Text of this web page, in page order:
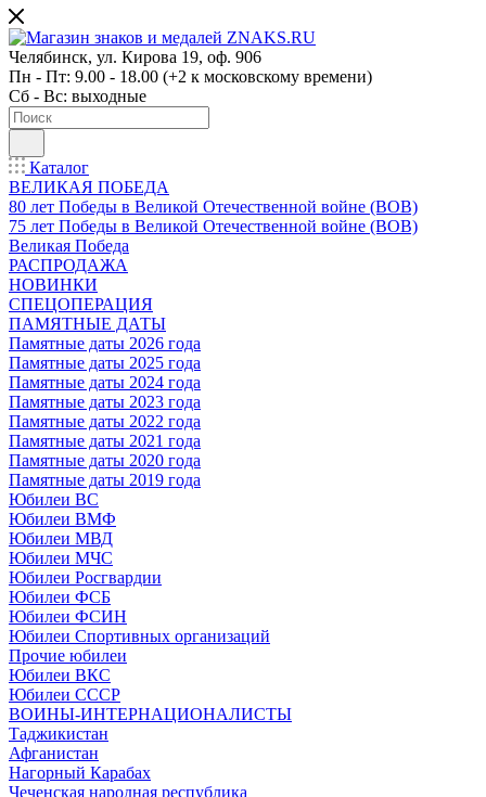
Челябинск, ул. Кирова 19, оф. 906
Пн - Пт: 9.00 - 18.00 (+2 к московскому времени)
Сб - Вс: выходные
Каталог
ВЕЛИКАЯ ПОБЕДА
80 лет Победы в Великой Отечественной войне (ВОВ)
75 лет Победы в Великой Отечественной войне (ВОВ)
Великая Победа
РАСПРОДАЖА
НОВИНКИ
СПЕЦОПЕРАЦИЯ
ПАМЯТНЫЕ ДАТЫ
Памятные даты 2026 года
Памятные даты 2025 года
Памятные даты 2024 года
Памятные даты 2023 года
Памятные даты 2022 года
Памятные даты 2021 года
Памятные даты 2020 года
Памятные даты 2019 года
Юбилеи ВС
Юбилеи ВМФ
Юбилеи МВД
Юбилеи МЧС
Юбилеи Росгвардии
Юбилеи ФСБ
Юбилеи ФСИН
Юбилеи Спортивных организаций
Прочие юбилеи
Юбилеи ВКС
Юбилеи СССР
ВОИНЫ-ИНТЕРНАЦИОНАЛИСТЫ
Таджикистан
Афганистан
Нагорный Карабах
Чеченская народная республика